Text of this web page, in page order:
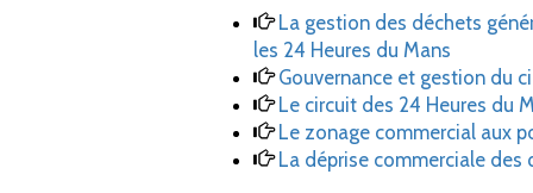
La gestion des déchets
les 24 Heures du Mans
Gouvernance et gestion du
Le circuit des 24 Heures du
Le zonage commercial aux
La déprise commerciale des